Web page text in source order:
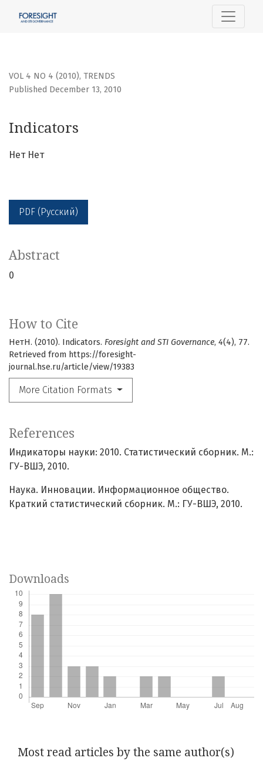
VOL 4 NO 4 (2010), TRENDS
Indicators
Published December 13, 2010
Нет Нет
PDF (Русский)
How to Cite
НетН. (2010). Indicators. Foresight and STI Governance, 4(4), 77.
Retrieved from https://foresight-
journal.hse.ru/article/view/19383
More Citation Formats
Abstract
0
References
Индикаторы науки: 2010. Статистический сборник. М.:
ГУ-ВШЭ, 2010.
Наука. Инновации. Информационное общество.
Краткий статистический сборник. М.: ГУ-ВШЭ, 2010.
Downloads
Most read articles by the same author(s)